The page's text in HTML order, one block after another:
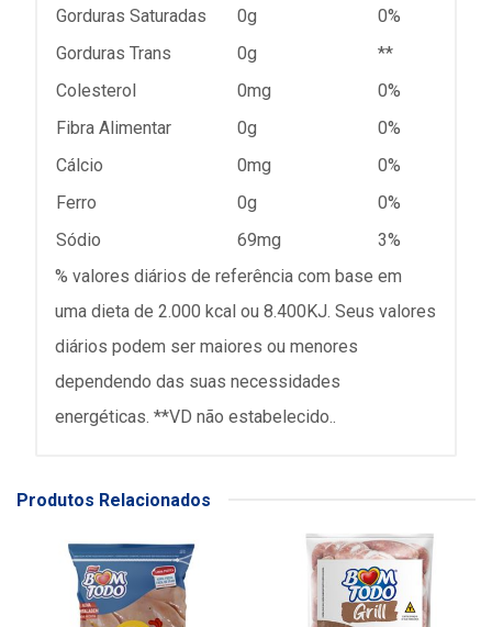
Gorduras Saturadas
0g
0%
Gorduras Trans
0g
**
Colesterol
0mg
0%
Fibra Alimentar
0g
0%
Cálcio
0mg
0%
Ferro
0g
0%
Sódio
69mg
3%
% valores diários de referência com base em
uma dieta de 2.000 kcal ou 8.400KJ. Seus valores
diários podem ser maiores ou menores
dependendo das suas necessidades
energéticas. **VD não estabelecido..
Produtos Relacionados